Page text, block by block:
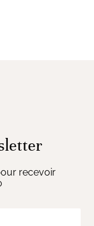
recevoir